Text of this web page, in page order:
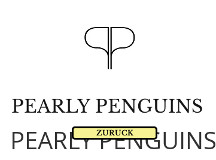
PEARLY PENGUINS
PEARLY PENGUINS
ZURUCK